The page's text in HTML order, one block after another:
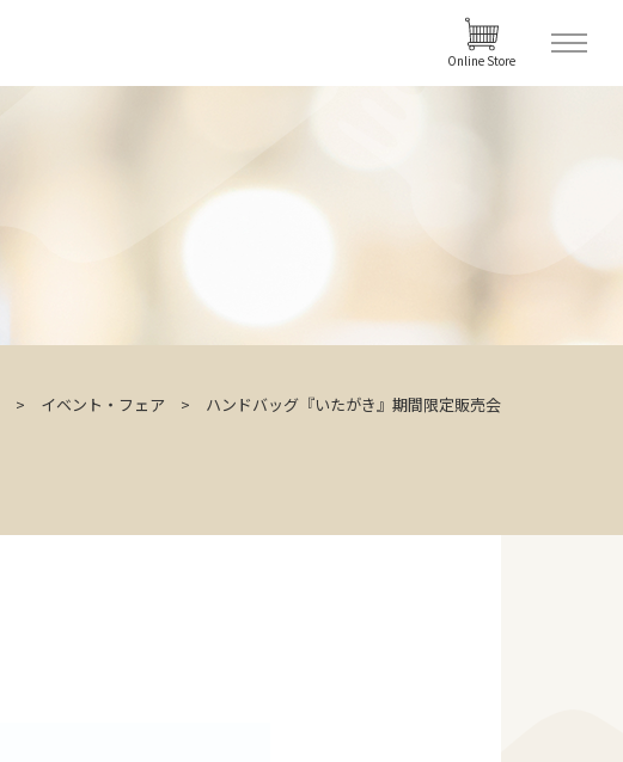
Online Store
イベント・フェア ハンドバッグ『いたがき』期間限定販売会